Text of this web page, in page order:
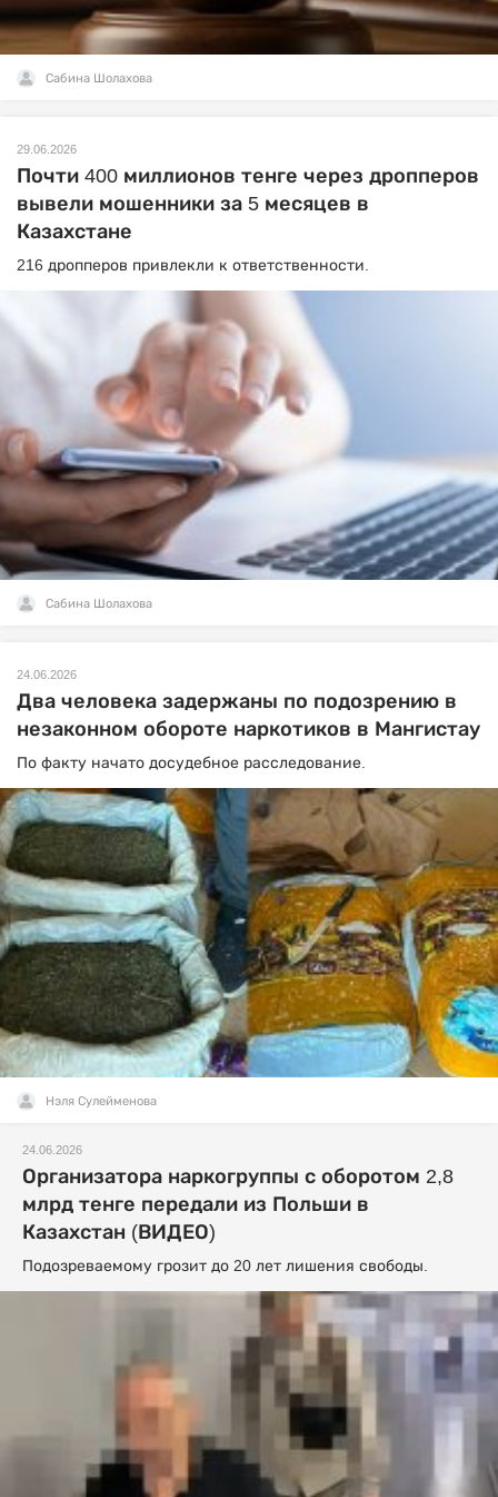
Сабина Шолахова
29.06.2026
Почти 400 миллионов тенге через дропперов
вывели мошенники за 5 месяцев в
Казахстане
216 дропперов привлекли к ответственности.
Сабина Шолахова
24.06.2026
Два человека задержаны по подозрению в
незаконном обороте наркотиков в Мангистау
По факту начато досудебное расследование.
Нэля Сулейменова
24.06.2026
Организатора наркогруппы с оборотом 2,8
млрд тенге передали из Польши в
Казахстан (ВИДЕО)
Подозреваемому грозит до 20 лет лишения свободы.